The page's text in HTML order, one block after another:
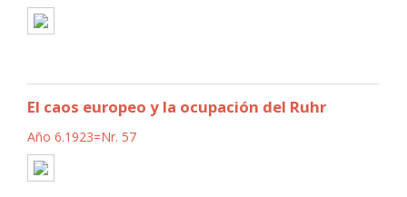
El caos europeo y la ocupación del Ruhr
Año 6.1923=Nr. 57